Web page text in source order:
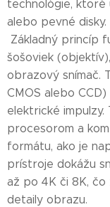
technológie, ktoré
alebo pevné disky.
Základný princíp
šošoviek
obrazový snímač.
CMOS alebo
elektrické
procesorom a
formátu, ako je
prístroje dokážu
až po 4K či 8K, čo
detaily obrazu.